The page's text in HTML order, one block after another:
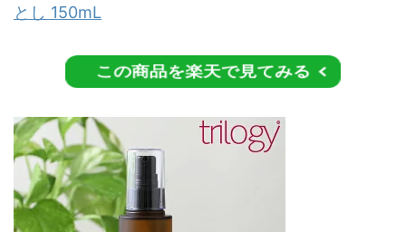
とし 150mL
この商品を楽天で見てみる